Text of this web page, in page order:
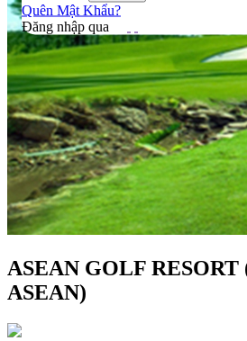
ASEAN GOLF RESORT
ASEAN)
Quên Mật Khẩu?
Đăng nhập qua